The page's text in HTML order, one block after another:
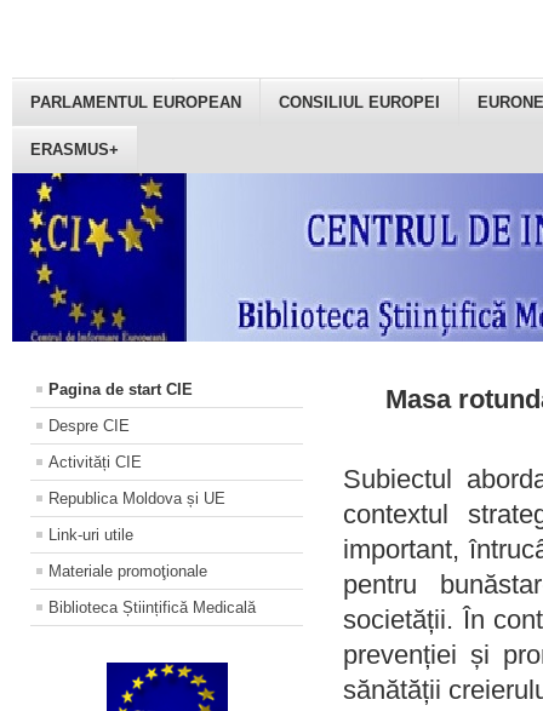
PARLAMENTUL EUROPEAN CONSILIUL EUROPEI
ERASMUS+
Pagina de start CIE
Despre CIE
Activități CIE
Republica Moldova și UE
Link-uri utile
Materiale promoţionale
Biblioteca Științifică Medicală
Masa
Subiectul
contextul
important,
pentru
societății. În
prevenției și
sănătății